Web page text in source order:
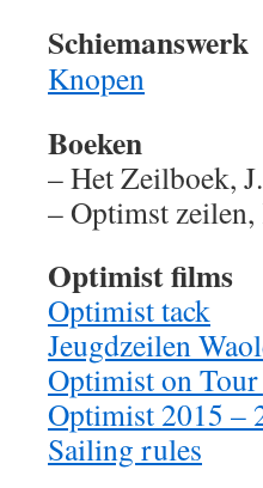
Schiemanswerk
Knopen
Boeken
– Het Zeilboek,
– Optimst
Optimist films
Optimist tack
Jeugdzeilen
Optimist on
Optimist 2015 –
Sailing rules